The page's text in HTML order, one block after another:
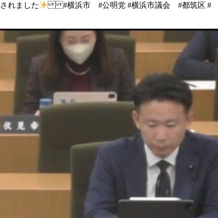
れました #横浜市 #公明党 #横浜市議会 #都筑区 #